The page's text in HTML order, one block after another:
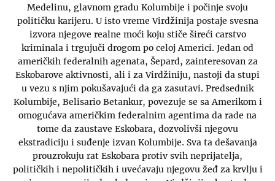
Medelinu, glavnom gradu Kolumbije i počinje svoju
političku karijeru. U isto vreme Virdžinija postaje svesna
izvora njegove realne moći koju stiče šireći carstvo
kriminala i trgujuči drogom po celoj Americi. Jedan od
američkih federalnih agenata, Šepard, zainteresovan za
Eskobarove aktivnosti, ali i za Virdžiniju, nastoji da stupi
u vezu s njim pokušavajući da ga zasutavi. Predsednik
Kolumbije, Belisario Betankur, povezuje se sa Amerikom i
omogućava američkim federalnim agentima da rade na
tome da zaustave Eskobara, dozvolivši njegovu
ekstradiciju i suđenje izvan Kolumbije. Sva ta dešavanja
prouzrokuju rat Eskobara protiv svih neprijatelja,
političkih i nepolitičkih i uvećavaju njegovu žeđ za krvlju i